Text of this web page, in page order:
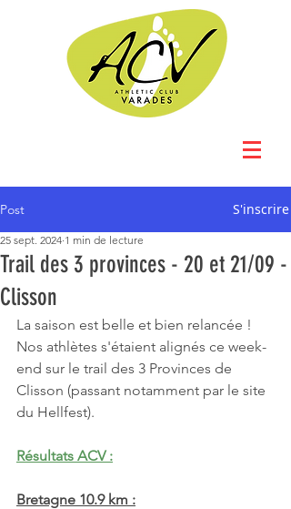
Post S'inscrire
Trail des 3 provinces - 20 et 21/09 -
Clisson
25 sept. 2024 1 min de lecture
La saison est belle et bien relancée !
Nos athlètes s'étaient alignés ce week-
end sur le trail des 3 Provinces de
Clisson (passant notamment par le site
du Hellfest).
Résultats ACV :
Bretagne 10.9 km :